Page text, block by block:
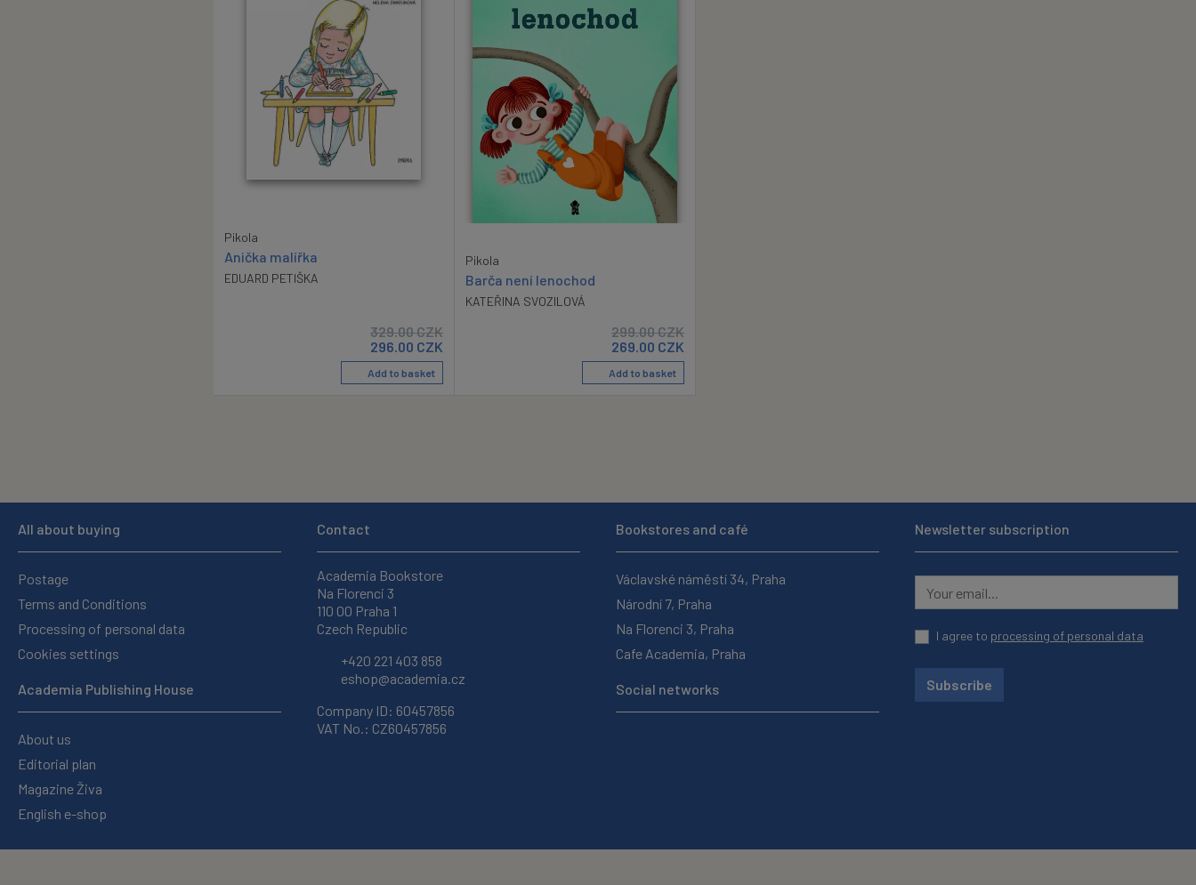
Pikola
Anička malířka
EDUARD PETIŠKA
329.00CZK
296.00 CZK
Add to basket
Pikola
Barča není lenochod
KATEŘINA SVOZILOVÁ
299.00CZK
269.00 CZK
Add to basket
All about buying
Postage
Terms and Conditions
Processing of personal data
Cookies settings
Academia Publishing House
About us
Editorial plan
Magazine Živa
English e-shop
Contact
Academia Bookstore
Na Florenci 3
110 00 Praha 1
Czech Republic
+420 221 403 858
eshop@academia.cz
Company ID: 60457856
VAT No.: CZ60457856
Bookstores and café
Václavské náměstí 34, Praha
Národní 7, Praha
Na Florenci 3, Praha
Cafe Academia, Praha
Social networks
Newsletter subscription
I agree to processing of personal data
Subscribe